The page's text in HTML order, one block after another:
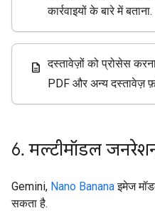
कार्रवाइयों के बारे में बताना.
description दस्तावेज़ों को प्रोसेस
PDF और अन्य दस्तावेज़
6. मल्टीमॉडल
Gemini, Nano Bananaइमेज
सकता है.